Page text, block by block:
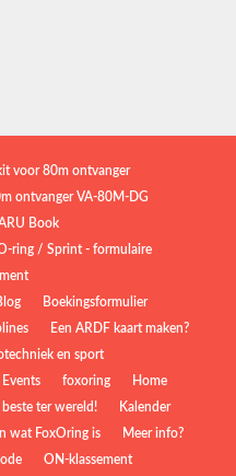
voor 80m ontvanger
ontvanger VA-80M-DG
Book
ring / Sprint - formulaire
Boekingsformulier
Een ARDF kaart maken?
en sport
Events foxoring
Home
ter wereld!
Kalender
wat FoxOring is
Meer info?
ON-klassement